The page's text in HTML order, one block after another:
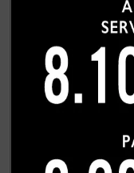
希望連絡方法 必須
電話